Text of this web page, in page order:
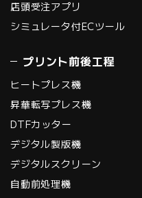
店頭受注アプリ
シミュレータ付ECツール
プリント前後工程
ヒートプレス機
昇華転写プレス機
DTFカッター
デジタル製版機
デジタルスクリーン
自動前処理機